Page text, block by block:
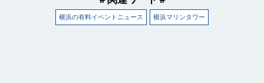
横浜の有料イベントニュース 横浜マリンタワー